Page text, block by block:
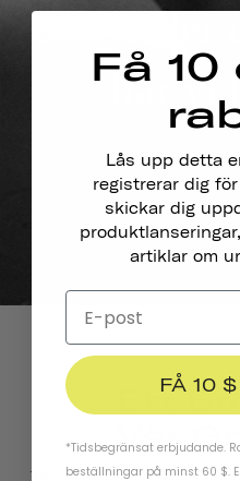
och under
har vi
Ett
Vår
Thousand eftersom jag såg
Få 10
Lås upp detta
registrerar dig
skickar dig
artiklar om
FÅ 10
*Tidsbegränsat erbjudande.
beställningar på minst 60 $.